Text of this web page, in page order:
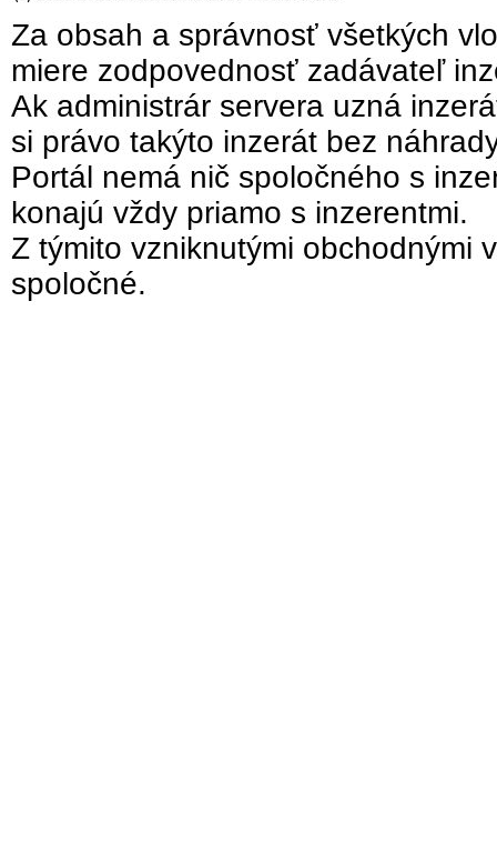
Za obsah a správnosť všetkých
miere zodpovednosť zadávateľ
Ak administrár servera uzná
si právo takýto inzerát bez
Portál nemá nič spoločného s
konajú vždy priamo s inzerentmi.
Z týmito vzniknutými obchodnými
spoločné.